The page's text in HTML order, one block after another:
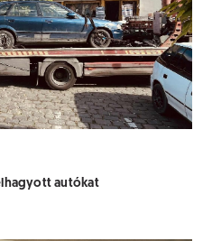
autókat